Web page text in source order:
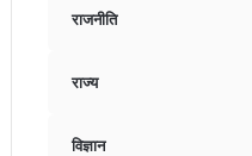
राजनीति
राज्य
विज्ञान